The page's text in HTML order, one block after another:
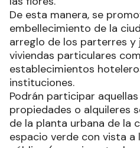
De esta manera, se
embellecimiento de la
arreglo de los parterres y
viviendas particulares
establecimientos
instituciones.
Podrán participar
propiedades o alquileres
de la planta urbana de la
espacio verde con vista a